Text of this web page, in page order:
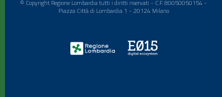
© Copyright Regione Lombardia tutti i diritti riservati - C.F. 80050050154 -
Piazza Città di Lombardia 1 - 20124 Milano